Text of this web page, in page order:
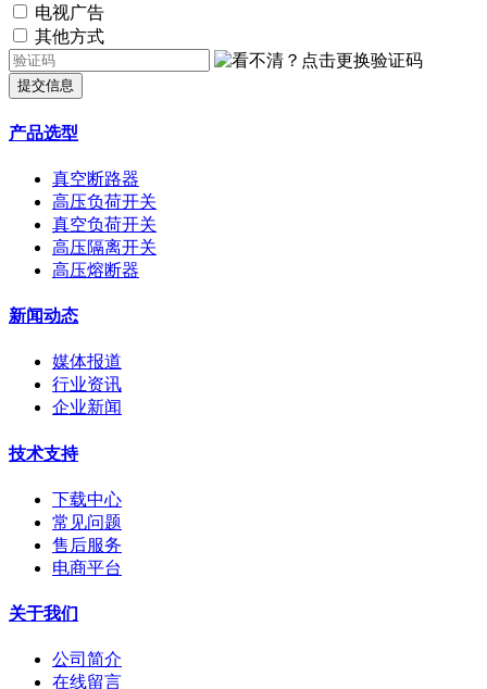
电视广告
其他方式
提交信息
产品选型
真空断路器
高压负荷开关
真空负荷开关
高压隔离开关
高压熔断器
新闻动态
媒体报道
行业资讯
企业新闻
技术支持
下载中心
常见问题
售后服务
电商平台
关于我们
公司简介
在线留言